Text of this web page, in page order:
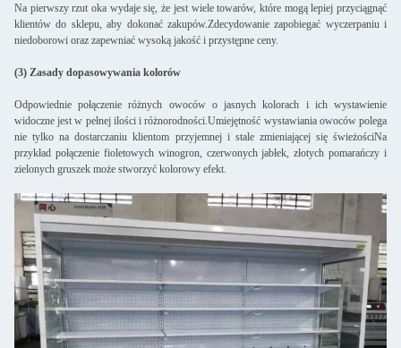
Na pierwszy rzut oka wydaje się, że jest wiele towarów, które mogą lepiej przyciągnąć
klientów do sklepu, aby dokonać zakupów.Zdecydowanie zapobiegać wyczerpaniu i
niedoborowi oraz zapewniać wysoką jakość i przystępne ceny.
(3) Zasady dopasowywania kolorów
Odpowiednie połączenie różnych owoców o jasnych kolorach i ich wystawienie
widoczne jest w pełnej ilości i różnorodności.Umiejętność wystawiania owoców polega
nie tylko na dostarczaniu klientom przyjemnej i stale zmieniającej się świeżościNa
przykład połączenie fioletowych winogron, czerwonych jabłek, złotych pomarańczy i
zielonych gruszek może stworzyć kolorowy efekt.